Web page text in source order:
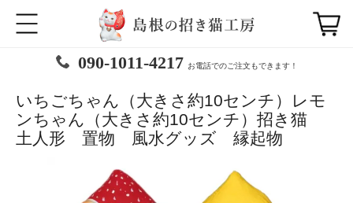
090-1011-4217 お電話でのご注文もできます！
いちごちゃん（大きさ約10センチ）レモ
ンちゃん（大きさ約10センチ）招き猫
土人形 置物 風水グッズ 縁起物